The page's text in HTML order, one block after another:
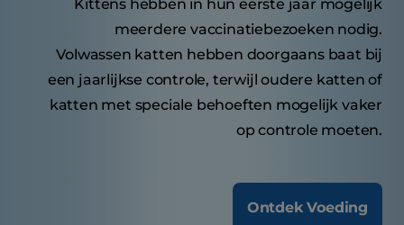
Kittens hebben in hun eerste jaar mogelijk
meerdere vaccinatiebezoeken nodig.
Volwassen katten hebben doorgaans baat bij
een jaarlijkse controle, terwijl oudere katten of
katten met speciale behoeften mogelijk vaker
op controle moeten.
Ontdek Voeding